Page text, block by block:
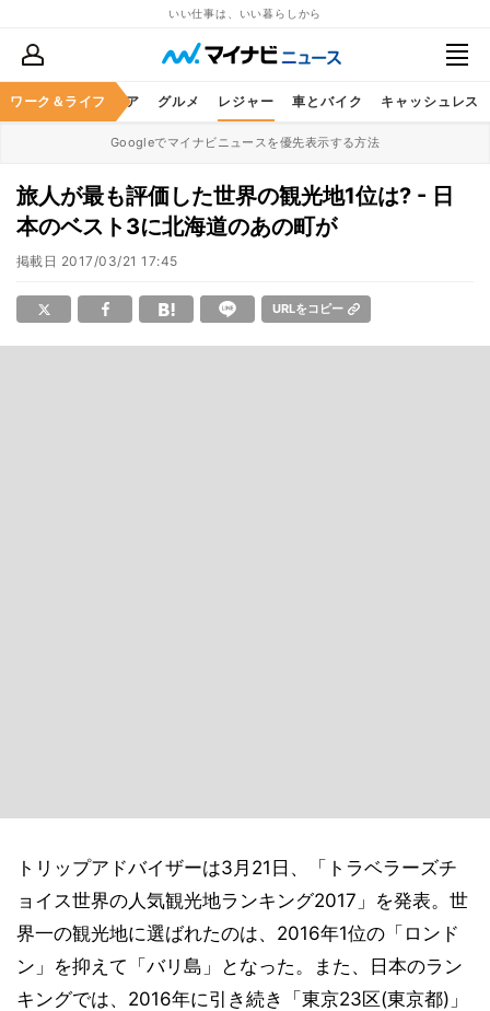
いい仕事は、いい暮らしから
ワーク＆ライフ
暮らし ヘルスケア グルメ レジャー 車とバイク キャッシュレス
Googleでマイナビニュースを優先表示する方法
旅人が最も評価した世界の観光地1位は? - 日
本のベスト3に北海道のあの町が
掲載日 2017/03/21 17:45
URLをコピー
トリップアドバイザーは3月21日、「トラベラーズチ
ョイス世界の人気観光地ランキング2017」を発表。世
界一の観光地に選ばれたのは、2016年1位の「ロンド
ン」を抑えて「バリ島」となった。また、日本のラン
キングでは、2016年に引き続き「東京23区(東京都)」